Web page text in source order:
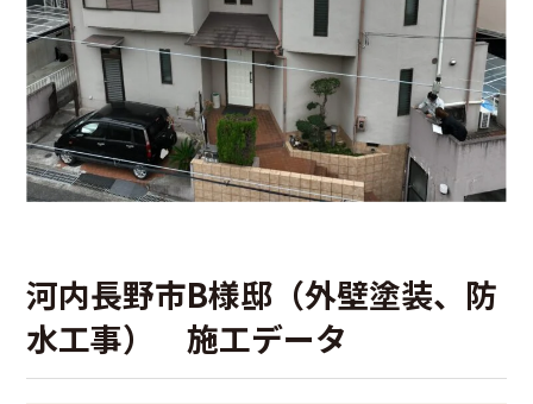
河内長野市B様邸（外壁塗装、防
水工事） 施工データ